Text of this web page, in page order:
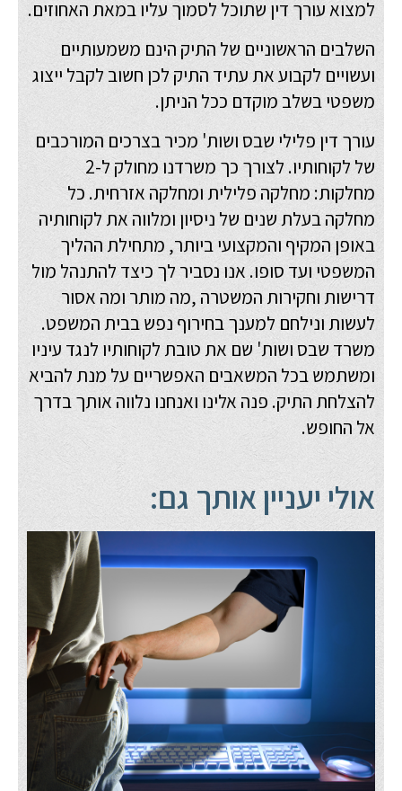
למצוא עורך דין שתוכל לסמוך עליו במאת האחוזים.
השלבים הראשוניים של התיק הינם משמעותיים
ועשויים לקבוע את עתיד התיק לכן חשוב לקבל ייצוג
משפטי בשלב מוקדם ככל הניתן.
עורך דין פלילי שבס ושות' מכיר בצרכים המורכבים
של לקוחותיו. לצורך כך משרדנו מחולק ל-2
מחלקות: מחלקה פלילית ומחלקה אזרחית. כל
מחלקה בעלת שנים של ניסיון ומלווה את לקוחותיה
באופן המקיף והמקצועי ביותר, מתחילת ההליך
המשפטי ועד סופו. אנו נסביר לך כיצד להתנהל מול
דרישות וחקירות המשטרה ,מה מותר ומה אסור
לעשות ונילחם למענך בחירוף נפש בבית המשפט.
משרד שבס ושות' שם את טובת לקוחותיו לנגד עיניו
ומשתמש בכל המשאבים האפשריים על מנת להביא
להצלחת התיק. פנה אלינו ואנחנו נלווה אותך בדרך
אל החופש.
אולי יעניין אותך גם: